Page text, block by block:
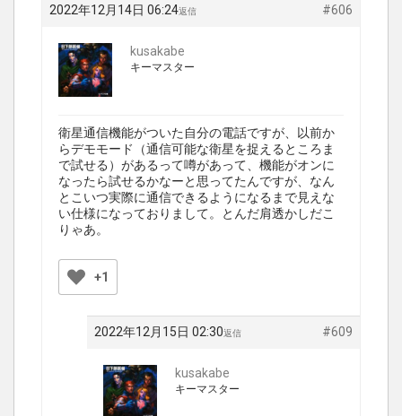
2022年12月14日 06:24 #606
返信
kusakabe
キーマスター
衛星通信機能がついた自分の電話ですが、以前か
らデモモード（通信可能な衛星を捉えるところま
で試せる）があるって噂があって、機能がオンに
なったら試せるかなーと思ってたんですが、なん
とこいつ実際に通信できるようになるまで見えな
い仕様になっておりまして。とんだ肩透かしだこ
りゃあ。
+1
2022年12月15日 02:30 #609
返信
kusakabe
キーマスター